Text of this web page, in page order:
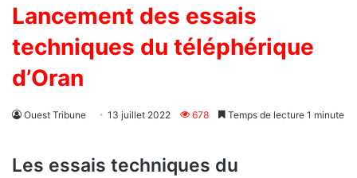
Lancement des essais
techniques du téléphérique
d’Oran
Ouest Tribune 13 juillet 2022 678 Temps de lecture 1 minute
Les essais techniques du